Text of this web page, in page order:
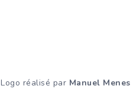
Logo réalisé par Manuel Menes